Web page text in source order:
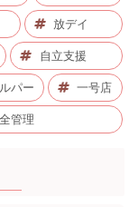
放デイ
自立支援
パー 一号店
管理